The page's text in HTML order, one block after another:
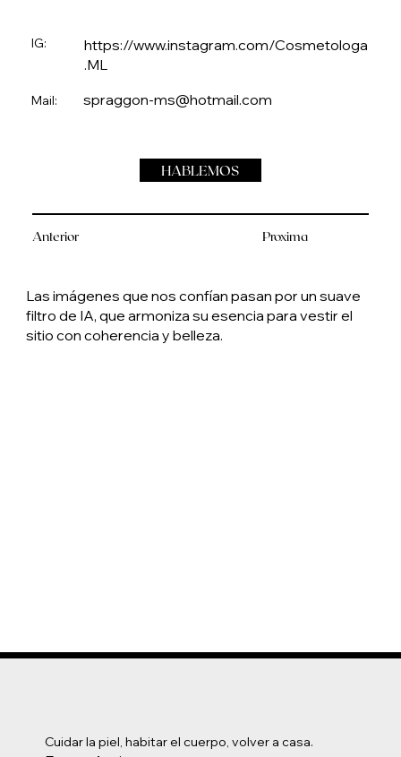
Anterior Proxima
IG:
https://www.instagram.com/Cosmetologa
.ML
Mail: spraggon-ms@hotmail.com
HABLEMOS
Las imágenes que nos confían pasan por un suave
filtro de IA, que armoniza su esencia para vestir el
sitio con coherencia y belleza.
Cuidar la piel, habitar el cuerpo, volver a casa.